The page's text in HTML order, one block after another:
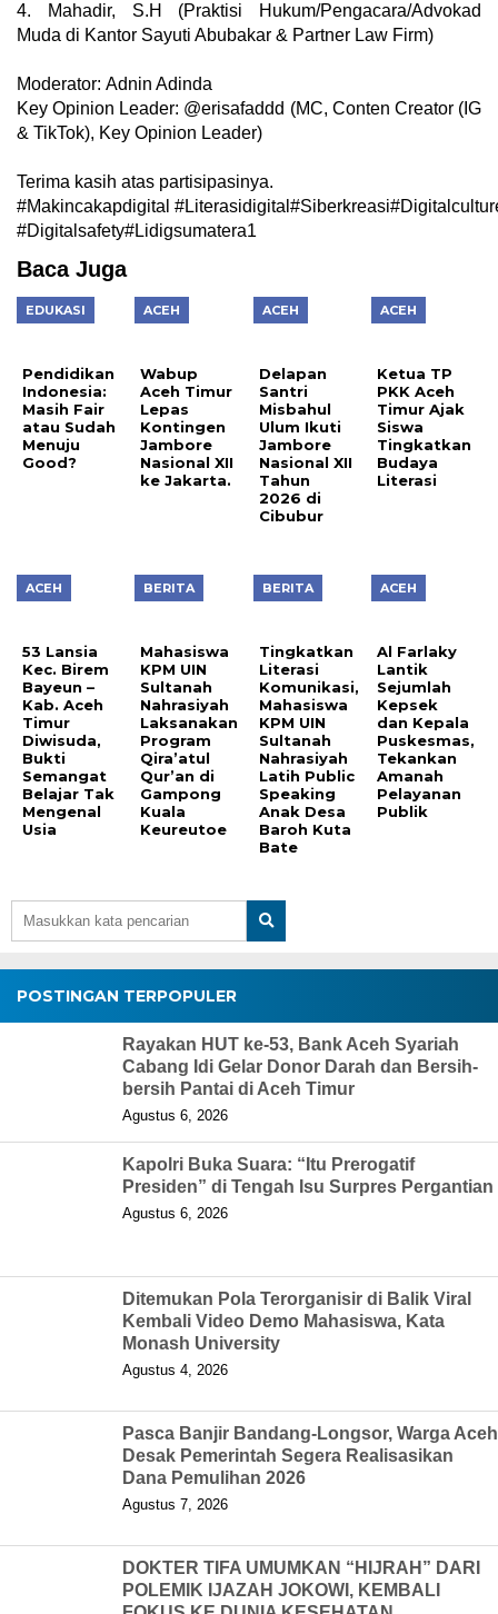
4. Mahadir, S.H (Praktisi Hukum/Pengacara/Advokad
Muda di Kantor Sayuti Abubakar & Partner Law Firm)
Moderator: Adnin Adinda
Key Opinion Leader: @erisafaddd (MC, Conten Creator (IG
& TikTok), Key Opinion Leader)
Terima kasih atas partisipasinya.
#Makincakapdigital #Literasidigital #Siberkreasi
#Digitalsafety#Lidigsumatera1
Baca Juga
EDUKASI
Pendidikan
Indonesia:
Masih Fair
atau Sudah
Menuju
Good?
ACEH
Wabup
Aceh Timur
Lepas
Kontingen
Jambore
Nasional XII
ke Jakarta.
ACEH
Delapan
Santri
Misbahul
Ulum Ikuti
Jambore
Nasional XII
Tahun
2026 di
Cibubur
ACEH
Ketua TP
PKK Aceh
Timur Ajak
Siswa
Tingkatkan
Budaya
Literasi
ACEH
53 Lansia
Kec. Birem
Bayeun –
Kab. Aceh
Timur
Diwisuda,
Bukti
Semangat
Belajar Tak
Mengenal
Usia
BERITA
Mahasiswa
KPM UIN
Sultanah
Nahrasiyah
Laksanakan
Program
Qira’atul
Qur’an di
Gampong
Kuala
Keureutoe
BERITA
Tingkatkan
Literasi
Komunikasi,
Mahasiswa
KPM UIN
Sultanah
Nahrasiyah
Latih Public
Speaking
Anak Desa
Baroh Kuta
Bate
ACEH
Al Farlaky
Lantik
Sejumlah
Kepsek
dan Kepala
Puskesmas,
Tekankan
Amanah
Pelayanan
Publik
POSTINGAN TERPOPULER
Rayakan HUT ke-53, Bank Aceh Syariah
Cabang Idi Gelar Donor Darah dan Bersih-
bersih Pantai di Aceh Timur
Agustus 6, 2026
Kapolri Buka Suara: “Itu Prerogatif
Presiden” di Tengah Isu Surpres Pergantian
Agustus 6, 2026
Ditemukan Pola Terorganisir di Balik Viral
Kembali Video Demo Mahasiswa, Kata
Monash University
Agustus 4, 2026
Pasca Banjir Bandang-Longsor, Warga Aceh
Desak Pemerintah Segera Realisasikan
Dana Pemulihan 2026
Agustus 7, 2026
DOKTER TIFA UMUMKAN “HIJRAH” DARI
POLEMIK IJAZAH JOKOWI, KEMBALI